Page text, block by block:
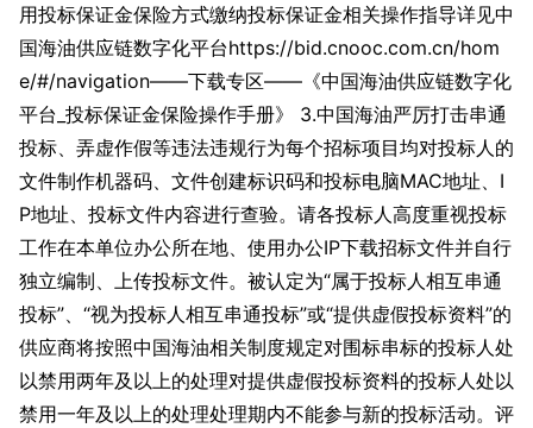
用投标保证金保险方式缴纳投标保证金相关操作指导详见中
国海油供应链数字化平台https://bid.cnooc.com.cn/hom
e/#/navigation——下载专区——《中国海油供应链数字化
平台_投标保证金保险操作手册》 3.中国海油严厉打击串通
投标、弄虚作假等违法违规行为每个招标项目均对投标人的
文件制作机器码、文件创建标识码和投标电脑MAC地址、I
P地址、投标文件内容进行查验。请各投标人高度重视投标
工作在本单位办公所在地、使用办公IP下载招标文件并自行
独立编制、上传投标文件。被认定为“属于投标人相互串通
投标”、“视为投标人相互串通投标”或“提供虚假投标资料”的
供应商将按照中国海油相关制度规定对围标串标的投标人处
以禁用两年及以上的处理对提供虚假投标资料的投标人处以
禁用一年及以上的处理处理期内不能参与新的投标活动。评